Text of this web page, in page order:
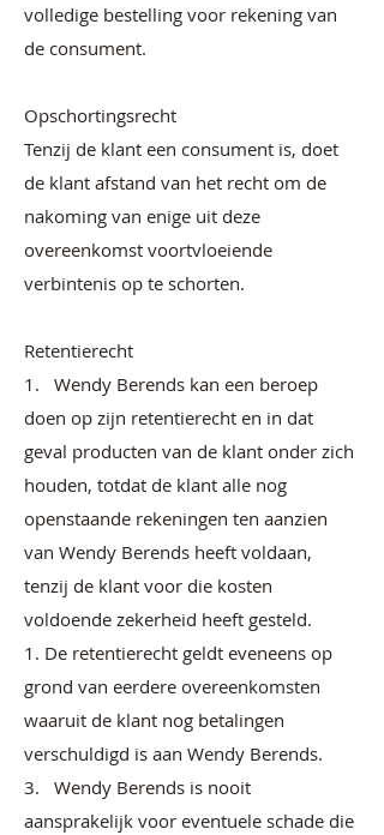
volledige bestelling voor rekening van
de consument.
Opschortingsrecht
Tenzij de klant een consument is, doet
de klant afstand van het recht om de
nakoming van enige uit deze
overeenkomst voortvloeiende
verbintenis op te schorten.
Retentierecht
1. Wendy Berends kan een beroep
doen op zijn retentierecht en in dat
geval producten van de klant onder zich
houden, totdat de klant alle nog
openstaande rekeningen ten aanzien
van Wendy Berends heeft voldaan,
tenzij de klant voor die kosten
voldoende zekerheid heeft gesteld.
1. De retentierecht geldt eveneens op
grond van eerdere overeenkomsten
waaruit de klant nog betalingen
verschuldigd is aan Wendy Berends.
3. Wendy Berends is nooit
aansprakelijk voor eventuele schade die